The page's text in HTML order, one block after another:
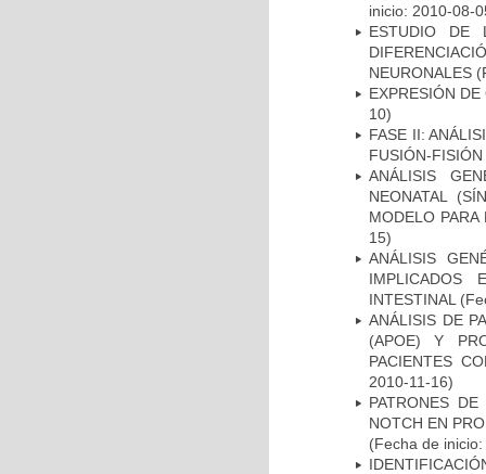
inicio: 2010-08-
ESTUDIO DE
NEURONALES
EXPRESIÓN
10)
FASE II:
FUSIÓN-
ANÁLISIS
NEONATAL
MODELO
15)
ANÁLISIS
IMPLICADOS
INTESTINAL
ANÁLISIS DE
(APOE) Y
PACIENTES
2010-11-16)
PATRONES
NOTCH EN
(Fecha de